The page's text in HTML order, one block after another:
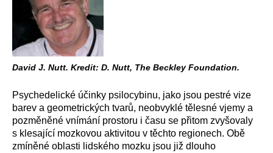
David J. Nutt. Kredit: D. Nutt, The Beckley Foundation.
Psychedelické účinky psilocybinu, jako jsou pestré vize
barev a geometrických tvarů, neobvyklé tělesné vjemy a
pozměněné vnímání prostoru i času se přitom zvyšovaly
s klesající mozkovou aktivitou v těchto regionech. Obě
zmíněné oblasti lidského mozku jsou již dlouho